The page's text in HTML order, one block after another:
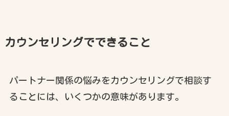
カウンセリングでできること
パートナー関係の悩みをカウンセリングで相談す
ることには、いくつかの意味があります。